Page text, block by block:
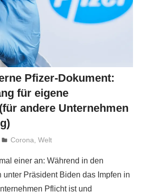
Pfizer-Dokument:
für eigene
andere Unternehmen
Niki Vogt
Corona ,Welt
einer an: Während in den
unter Präsident Biden das Impfen in
Pflicht ist und